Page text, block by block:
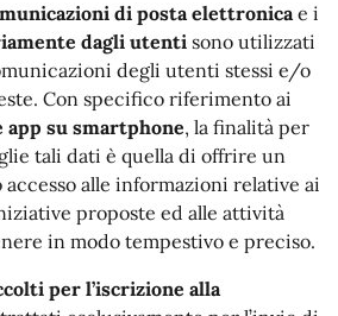
di posta elettronicae i
dagli utenti sono utilizzati
degli utenti stessi e/o
Con specifico riferimento ai
su smartphone, la finalità per
tali dati è quella di offrire un
alle informazioni relative ai
proposte ed alle attività
in modo tempestivo e preciso.
per l’iscrizione alla